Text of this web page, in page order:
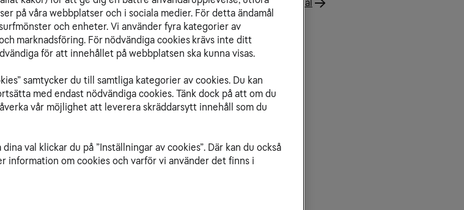
250 GB - SMT-
Samsung SMT-C7160 - Manual
på våra webbplatser och i sociala medier. För detta ändamål
och enheter. Vi använder fyra kategorier av
marknadsföring. För nödvändiga cookies krävs inte ditt
för att innehållet på webbplatsen ska kunna visas.
samtycker du till samtliga kategorier av cookies. Du kan
med endast nödvändiga cookies. Tänk dock på att om du
vår möjlighet att leverera skräddarsytt innehåll som du
val klickar du på ”Inställningar av cookies”. Där kan du också
information om cookies och varför vi använder det finns i